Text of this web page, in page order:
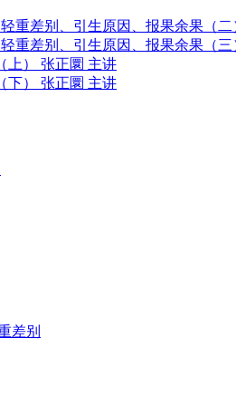
重差别、引生原因、报果余果（二
重差别、引生原因、报果余果（三
（上） 张正圜 主讲
（下） 张正圜 主讲
差别